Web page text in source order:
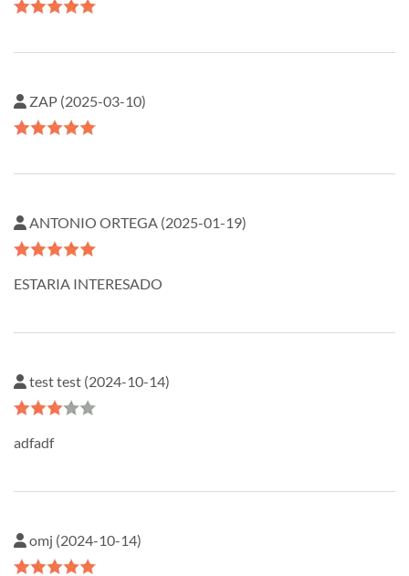
ZAP (2025-03-10)
ANTONIO ORTEGA (2025-01-19)
ESTARIA INTERESADO
test test (2024-10-14)
adfadf
omj (2024-10-14)